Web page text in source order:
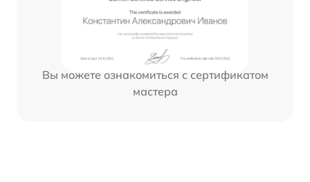
Вы можете ознакомиться с сертификатом
мастера